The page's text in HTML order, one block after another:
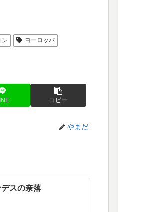
ン
ヨーロッパ
コピー
やまだ
スの奈落